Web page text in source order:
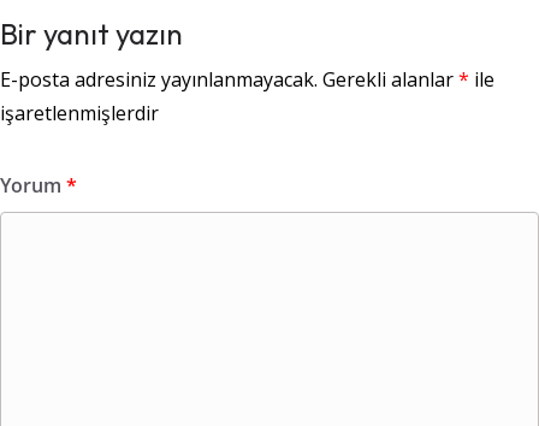
Bir yanıt yazın
E-posta adresiniz yayınlanmayacak. Gerekli alanlar* ile
işaretlenmişlerdir
Yorum *